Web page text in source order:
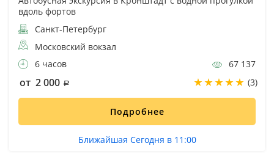
вдоль фортов
Санкт-Петербург
Московский вокзал
6 часов
67 137
от 2 000 (3)
Подробнее
Ближайшая Сегодня в 11:00